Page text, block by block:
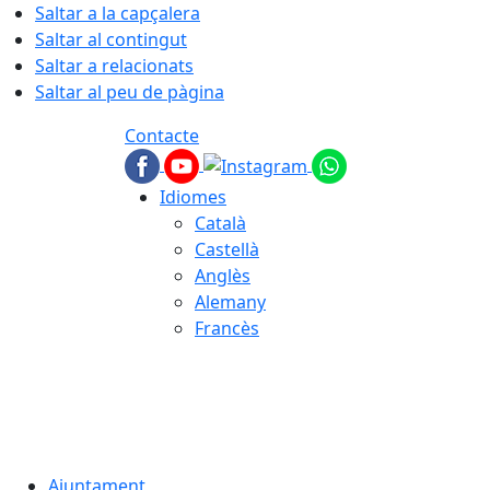
Saltar a la capçalera
Saltar al contingut
Saltar a relacionats
Saltar al peu de pàgina
Contacte
Idiomes
Català
Castellà
Anglès
Alemany
Francès